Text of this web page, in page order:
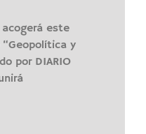
acogerá este
y
por DIARIO